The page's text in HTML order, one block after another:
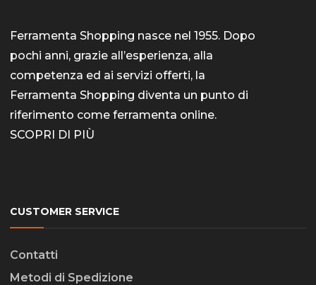
Ferramenta Shopping nasce nel 1955. Dopo
pochi anni, grazie all’esperienza, alla
competenza ed ai servizi offerti, la
Ferramenta Shopping diventa un punto di
riferimento come ferramenta online.
SCOPRI DI PIÙ
CUSTOMER SERVICE
Contatti
Metodi di Spedizione